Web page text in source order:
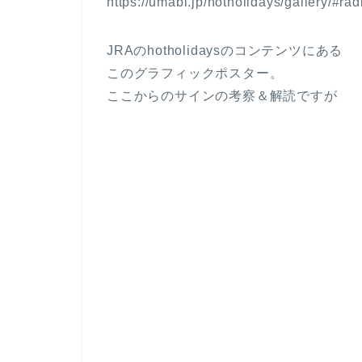
JRAのhotholidaysのコンテンツにある
このグラフィックポスター。
ここからのサインの考察＆解読ですが